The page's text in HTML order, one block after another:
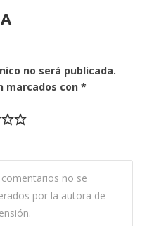
no será publicada.
marcados con *